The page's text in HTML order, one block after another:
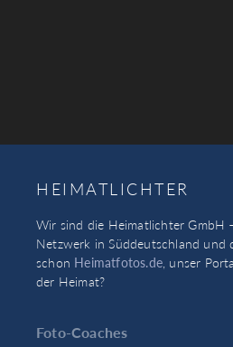
HEIMATLICHTER
Wir sind die Heimatlichter GmbH
Netzwerk in Süddeutschland und
schon Heimatfotos.de, unser
der Heimat?
Foto-Coaches